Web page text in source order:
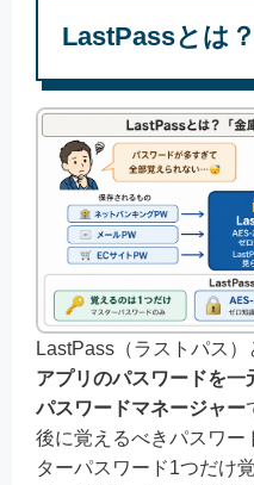
LastPassとは？
LastPass（ラストパス）
アプリのパスワードを
パスワードマネージャー
後に覚えるべきパスワー
ターパスワード1つだけ